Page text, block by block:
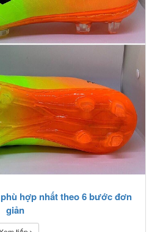
hợp nhất theo 6 bước đơn
giản